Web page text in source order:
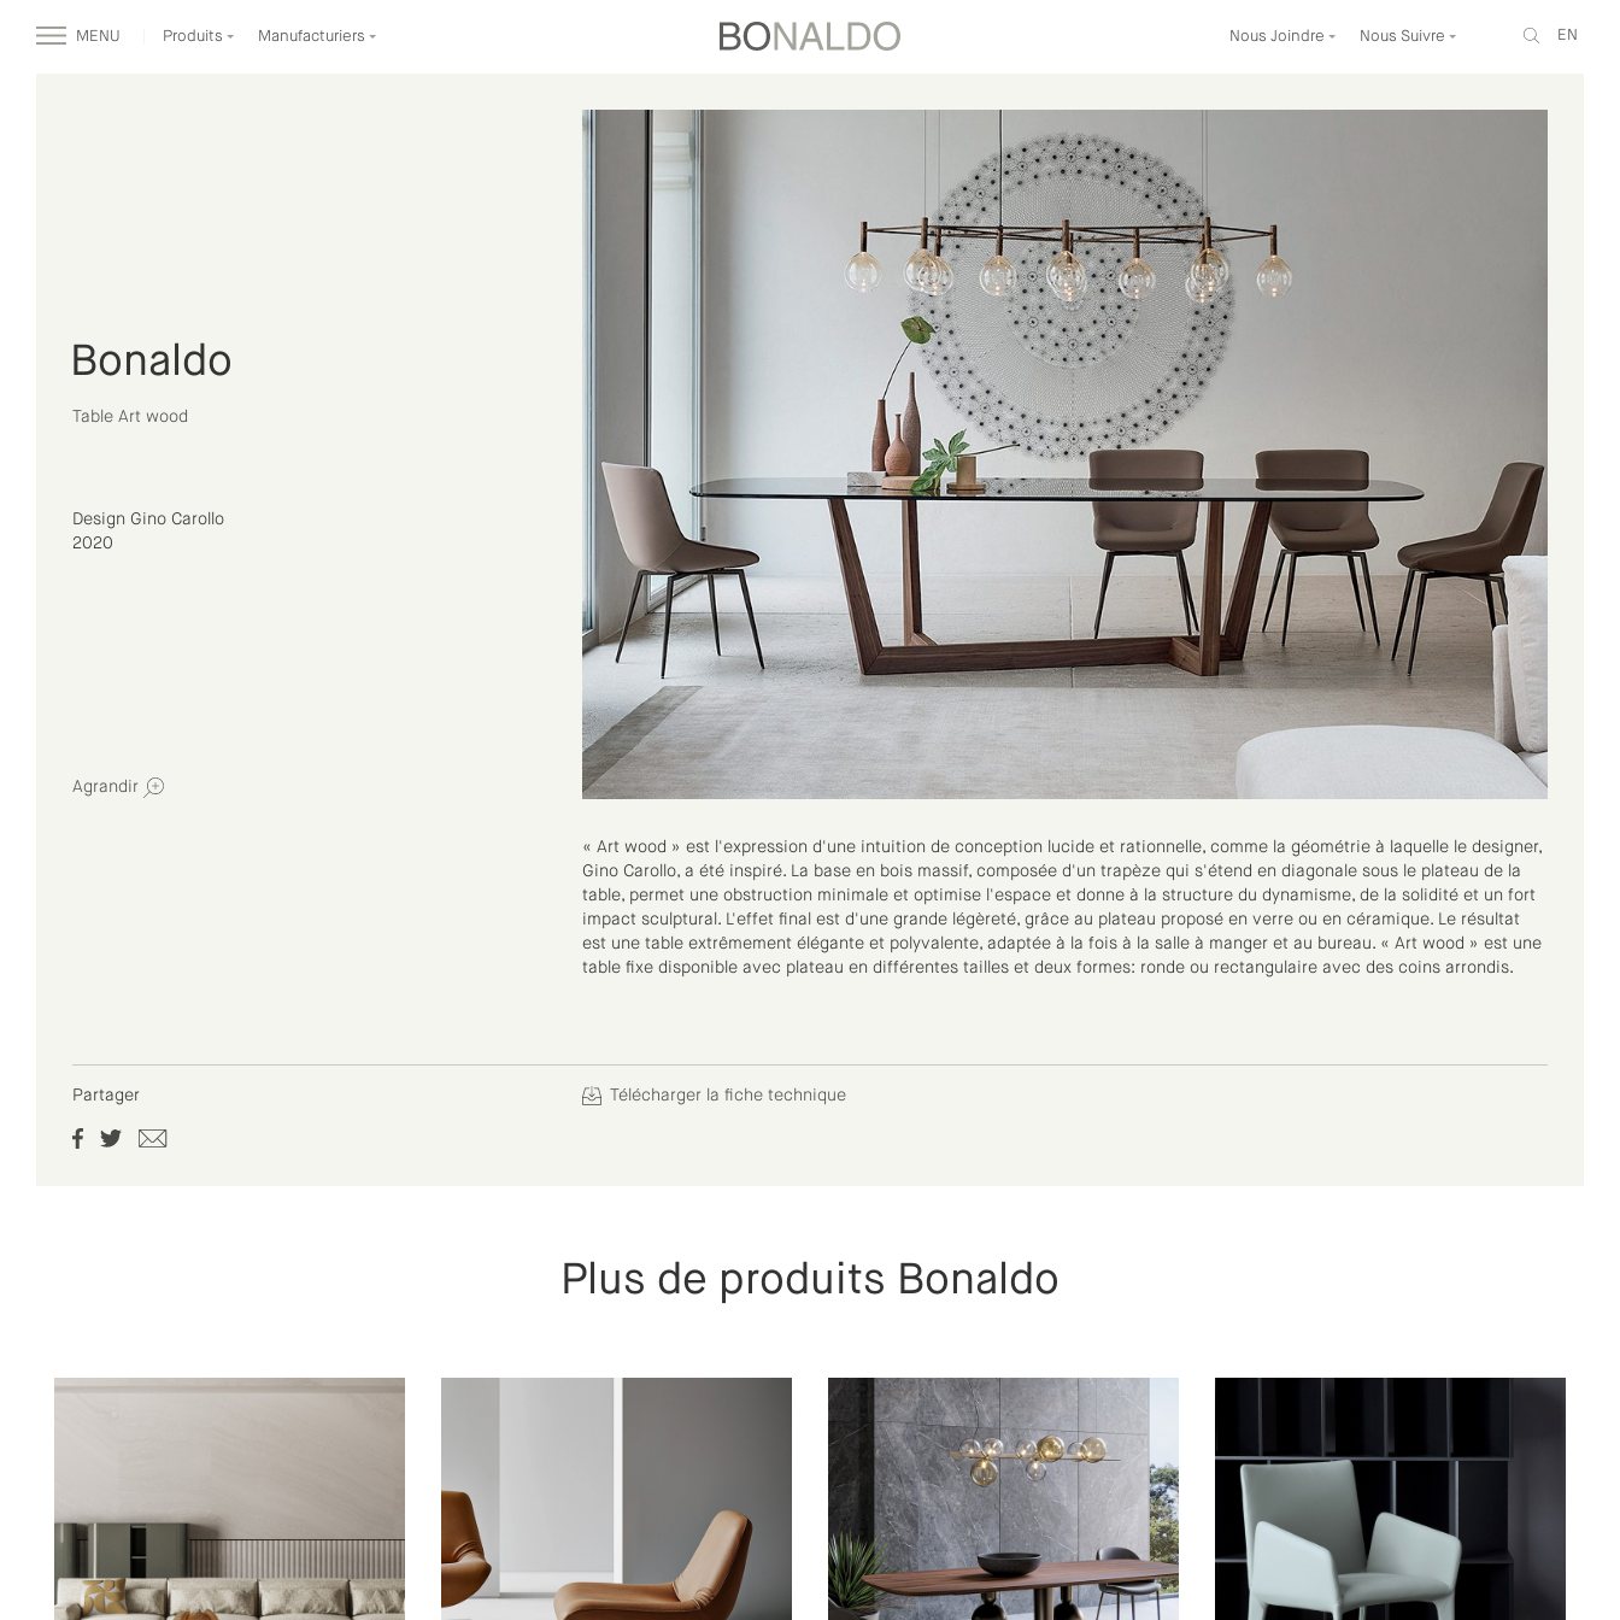
MENU Produits Manufacturiers Nous Joindre Nous Suivre EN
Agrandir
Bonaldo
Table Art wood
Design Gino Carollo
2020
« Art wood » est l'expression d'une intuition de conception lucide et rationnelle, comme la géométrie à laquelle le designer,
Gino Carollo, a été inspiré. La base en bois massif, composée d'un trapèze qui s'étend en diagonale sous le plateau de la
table, permet une obstruction minimale et optimise l'espace et donne à la structure du dynamisme, de la solidité et un fort
impact sculptural. L'effet final est d'une grande légèreté, grâce au plateau proposé en verre ou en céramique. Le résultat
est une table extrêmement élégante et polyvalente, adaptée à la fois à la salle à manger et au bureau. « Art wood » est une
table fixe disponible avec plateau en différentes tailles et deux formes: ronde ou rectangulaire avec des coins arrondis.
Partager Télécharger la fiche technique
Plus de produits Bonaldo